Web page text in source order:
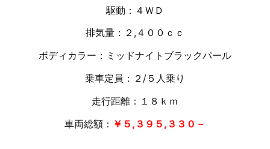
駆動：４ＷＤ
排気量：２ ,４００ｃｃ
ボディカラー：ミッドナイトブラックパール
乗車定員：２/５人乗り
走行距離：１８ ｋｍ
車両総額： ￥５,３９５,３３０－